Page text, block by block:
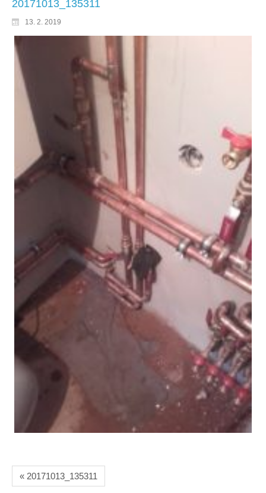
20171013_135311
13. 2. 2019
« 20171013_135311